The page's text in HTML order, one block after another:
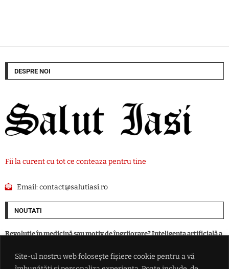
Site-ul nostru web folosește fișiere cookie pentru a vă
DESPRE NOI
Fii la curent cu tot ce conteaza pentru tine
Email:contact@salutiasi.ro
NOUTATI
Revoluție în medicină sau motiv de îngrijorare? Inteligența artificială a